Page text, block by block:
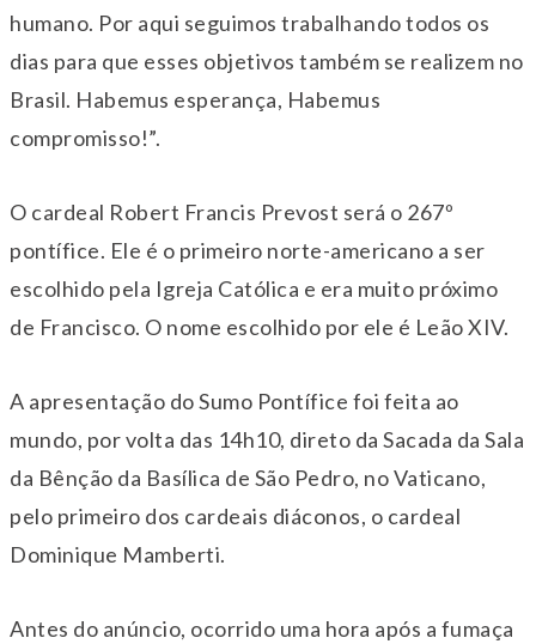
humano. Por aqui seguimos trabalhando todos os
dias para que esses objetivos também se realizem no
Brasil. Habemus esperança, Habemus
compromisso!”.
O cardeal Robert Francis Prevost será o 267º
pontífice. Ele é o primeiro norte-americano a ser
escolhido pela Igreja Católica e era muito próximo
de Francisco. O nome escolhido por ele é Leão XIV.
A apresentação do Sumo Pontífice foi feita ao
mundo, por volta das 14h10, direto da Sacada da Sala
da Bênção da Basílica de São Pedro, no Vaticano,
pelo primeiro dos cardeais diáconos, o cardeal
Dominique Mamberti.
Antes do anúncio, ocorrido uma hora após a fumaça